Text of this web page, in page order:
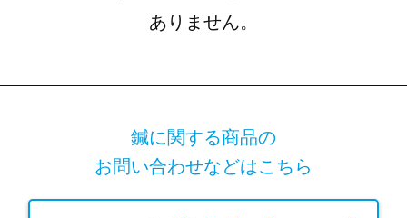
ありません。
鍼に関する商品の
お問い合わせなどはこちら